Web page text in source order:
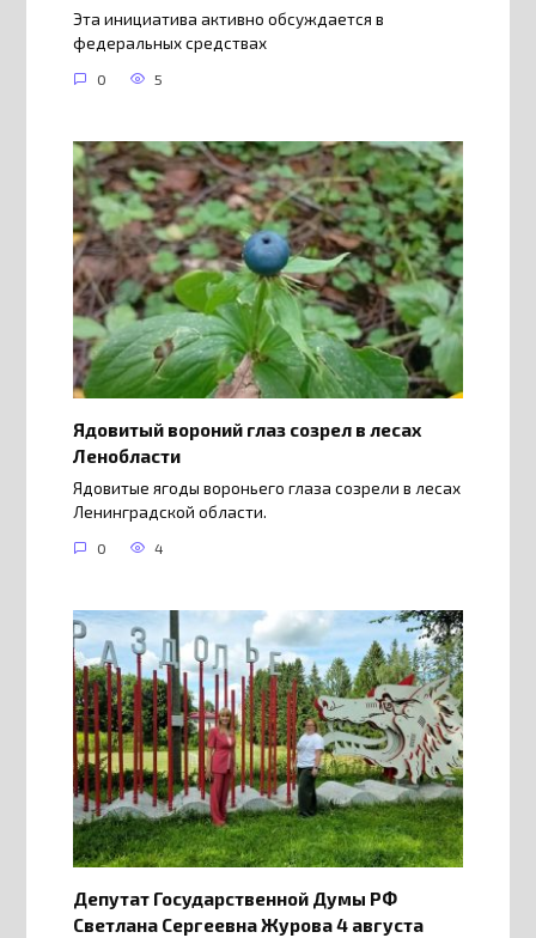
Эта инициатива активно обсуждается в
федеральных средствах
0 5
Ядовитый вороний глаз созрел в лесах
Ленобласти
Ядовитые ягоды вороньего глаза созрели в лесах
Ленинградской области.
0 4
Депутат Государственной Думы РФ
Светлана Сергеевна Журова 4 августа